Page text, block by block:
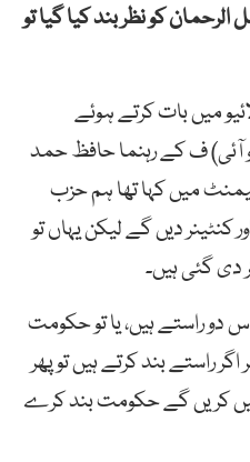
الرحمان کو نظر بند کیا گیا تو
میں بات کرتے ہوئے
ف کے رہنما حافظ حمد
میں کہا تھا ہم حزب
کنٹینر دیں گے لیکن یہاں تو
دی گئی ہیں۔
دو راستے ہیں، یا تو حکومت
راستے بند کرتے ہیں تو پھر
کریں گے حکومت بند کرے